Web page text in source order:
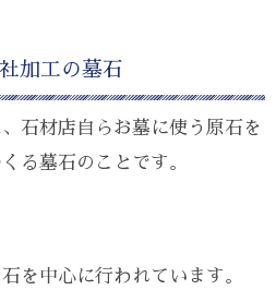
加工の墓石
石材店自らお墓に使う原石を
る墓石のことです。
を中心に行われています。